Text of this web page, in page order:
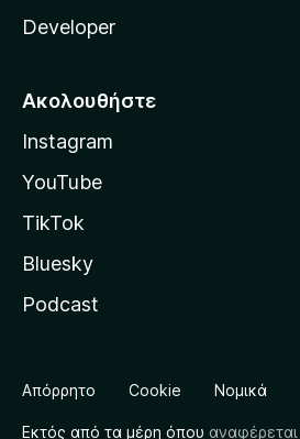
Developer
Ακολουθήστε
Instagram
YouTube
TikTok
Bluesky
Podcast
Απόρρητο Cookie Νομικά
Εκτός από τα μέρη όπου αναφέρεται